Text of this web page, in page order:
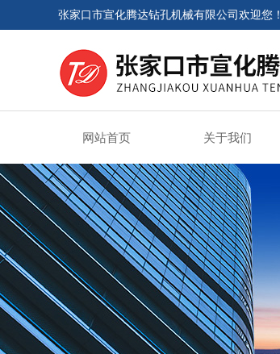
张家口市宣化腾达钻孔机械有限公司欢迎您！
网站首页 关于我们